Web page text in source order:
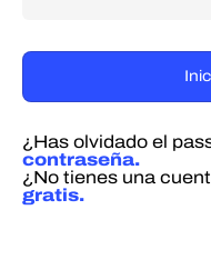
¿Has olvidado el
contraseña.
¿No tienes una
gratis.